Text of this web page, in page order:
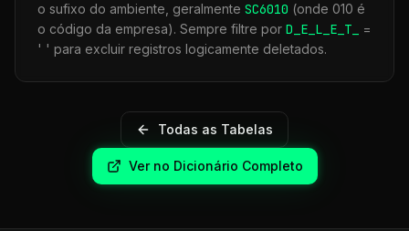
o sufixo do ambiente, geralmente SC6010 (onde 010 é
o código da empresa). Sempre filtre por D_E_L_E_T_
=
' ' para excluir registros logicamente deletados.
Todas as Tabelas
Ver no Dicionário Completo